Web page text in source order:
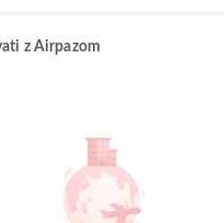
z Airpazom